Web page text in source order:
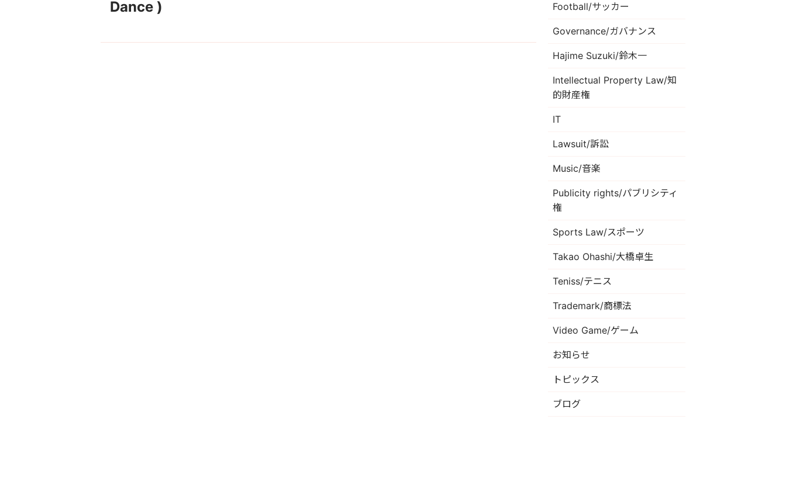
Dance )
Football/サッカー
Governance/ガバナンス
Hajime Suzuki/鈴木一
Intellectual Property Law/知
的財産権
IT
Lawsuit/訴訟
Music/音楽
Publicity rights/パブリシティ
権
Sports Law/スポーツ
Takao Ohashi/大橋卓生
Teniss/テニス
Trademark/商標法
Video Game/ゲーム
お知らせ
トピックス
ブログ